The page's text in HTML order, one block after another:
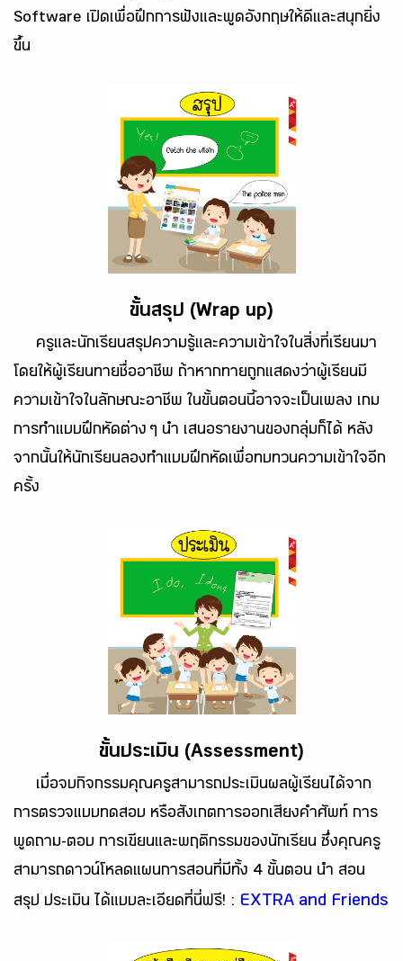
Software เปิดเพื่อฝึกการฟังและพูดอังกฤษให้ดีและสนุกยิ่ง
ขึ้น
ขั้นสรุป (Wrap up)
ครูและนักเรียนสรุปความรู้และความเข้าใจในสิ่งที่เรียนมา
โดยให้ผู้เรียนทายชื่ออาชีพ ถ้าหากทายถูกแสดงว่าผู้เรียนมี
ความเข้าใจในลักษณะอาชีพ ในขั้นตอนนี้อาจจะเป็นเพลง เกม
การทำแบบฝึกหัดต่าง ๆ นำ เสนอรายงานของกลุ่มก็ได้ หลัง
จากนั้นให้นักเรียนลองทำแบบฝึกหัดเพื่อทบทวนความเข้าใจอีก
ครั้ง
ขั้นประเมิน (Assessment)
เมื่อจบกิจกรรมคุณครูสามารถประเมินผลผู้เรียนได้จาก
การตรวจแบบทดสอบ หรือสังเกตการออกเสียงคำศัพท์ การ
พูดถาม-ตอบ การเขียนและพฤติกรรมของนักเรียน ซึ่งคุณครู
สามารถดาวน์โหลดแผนการสอนที่มีทั้ง 4 ขั้นตอน นำ สอน
สรุป ประเมิน ได้แบบละเอียดที่นี่ฟรี! : EXTRA and Friends